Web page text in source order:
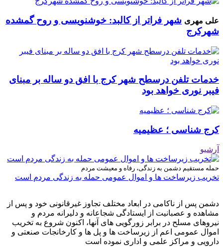
علی مهری شهر فراتر از کالبد: خوشنویسی و روح گمشده
شهرکرج
خدمات تلفن درسطح شهر کرج با افق دو ساله بر مبنای
فیبر نوری خواهد بود
کرج شناسی ؛ عظیمیه
آرشیو
حمله مستقیم دشمن به زندگی، رفاه و معیشت مردم
تخریب زیرساخت ها و اموال عمومی حمله به زندگی مردم است
دشمن پس از ناکامی در ابعاد مختلف تجاوز غیرقانونی خود و پس از
مشاهده و عصبانیت از ایستادگی شجاعانه و دلیرانه مردم و
نیروهای مسلح در برابر زورگویی های آنها، اکنون شروع به تخریب
اموال عمومی اعم از زیرساخت ها و پل ها و کارخانجات صنعتی و
دارویی و مراکز علمی و اداری نموده است